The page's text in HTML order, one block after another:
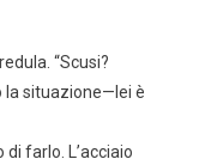
“Scusi?
la situazione—lei è
farlo. L’acciaio